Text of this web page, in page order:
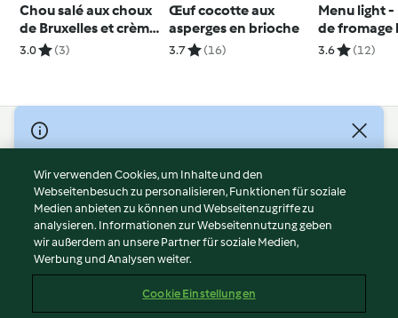
Chou salé aux choux
de Bruxelles et crème
au chèvre
3.0 (3)
Œuf cocotte aux
asperges en brioche
3.7 (16)
Menu light -
de fromage
fruits
3.6 (12)
© Copyright 2026
Nutzungsbedingungen
Datenschutzrichtlinien
Disclaimer
Impressum
Cookies
Abo kündigen
Wir verwenden Cookies, um Inhalte und den
Webseitenbesuch zu personalisieren, Funktionen für soziale
Medien anbieten zu können und Webseitenzugriffe zu
analysieren. Informationen zur Webseitennutzung geben
wir außerdem an unsere Partner für soziale Medien,
Werbung und Analysen weiter.
Cookie Einstellungen